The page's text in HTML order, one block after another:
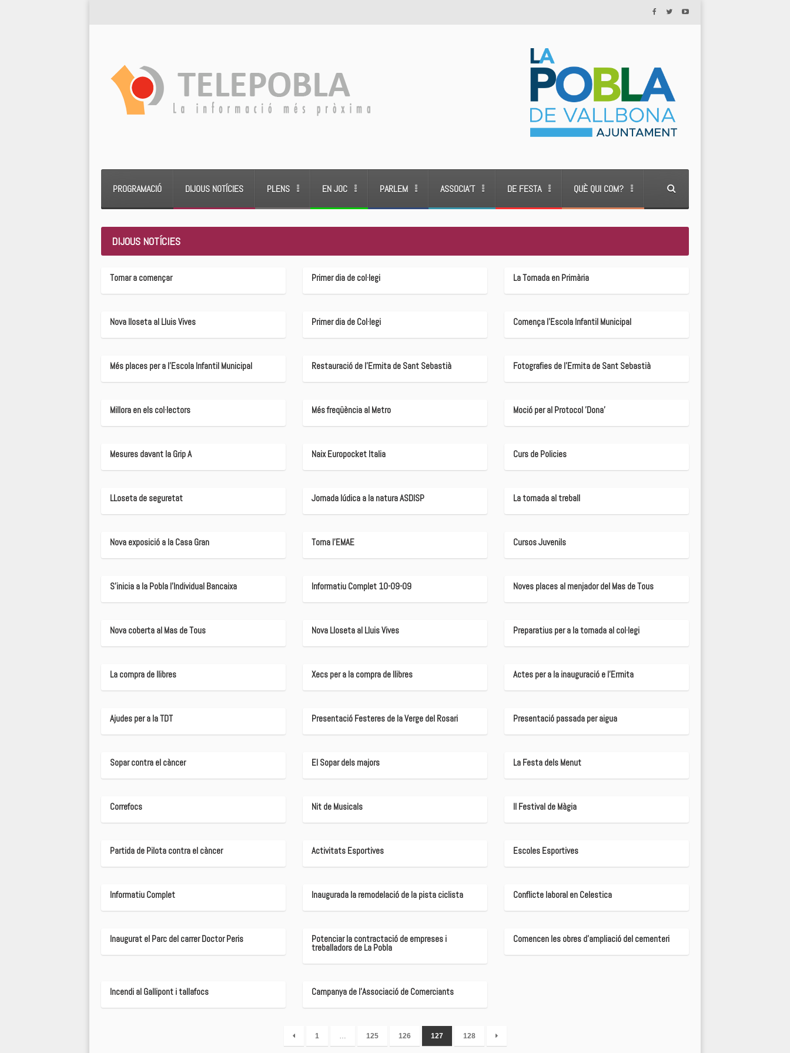
PROGRAMACIÓ DIJOUS NOTÍCIES PLENS EN JOC PARLEM ASSOCIA’T DE FESTA QUÈ QUI COM?
DIJOUS NOTÍCIES
Tornar a començar Primer dia de col·legi La Tornada en Primària
Nova lloseta al Lluis Vives Primer dia de Col·legi Comença l'Escola Infantil Municipal
Més places per a l'Escola Infantil Municipal Restauració de l'Ermita de Sant Sebastià Fotografies de l'Ermita de Sant Sebastià
Millora en els col·lectors Més freqüència al Metro Moció per al Protocol 'Dona'
Mesures davant la Grip A Naix Europocket Italia Curs de Policies
LLoseta de seguretat Jornada lúdica a la natura ASDISP La tornada al treball
Nova exposició a la Casa Gran Torna l'EMAE Cursos Juvenils
S'inicia a la Pobla l'Individual Bancaixa Informatiu Complet 10-09-09 Noves places al menjador del Mas de Tous
Nova coberta al Mas de Tous Nova Lloseta al Lluis Vives Preparatius per a la tornada al col·legi
La compra de llibres Xecs per a la compra de llibres Actes per a la inauguració e l'Ermita
Ajudes per a la TDT Presentació Festeres de la Verge del Rosari Presentació passada per aigua
Sopar contra el càncer El Sopar dels majors La Festa dels Menut
Correfocs Nit de Musicals II Festival de Màgia
Partida de Pilota contra el càncer Activitats Esportives Escoles Esportives
Informatiu Complet Inaugurada la remodelació de la pista ciclista Conflicte laboral en Celestica
Inaugurat el Parc del carrer Doctor Peris Potenciar la contractació de empreses i
treballadors de La Pobla
Comencen les obres d'ampliació del cementeri
Incendi al Gallipont i tallafocs Campanya de l'Associació de Comerciants
1 … 125 126 127 128